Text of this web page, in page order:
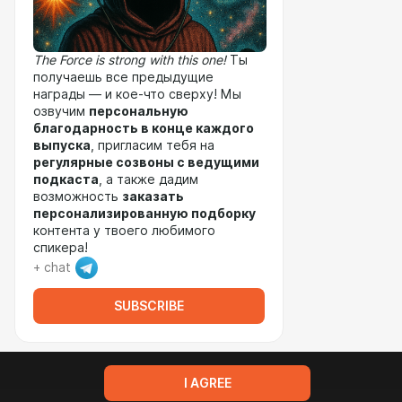
The Force is strong with this one! Ты
получаешь все предыдущие
награды — и кое-что сверху! Мы
озвучим персональную
благодарность в конце каждого
выпуска , пригласим тебя на
регулярные созвоны с ведущими
подкаста , а также дадим
возможность заказать
персонализированную подборку
контента у твоего любимого
спикера!
+ chat
SUBSCRIBE
I AGREE